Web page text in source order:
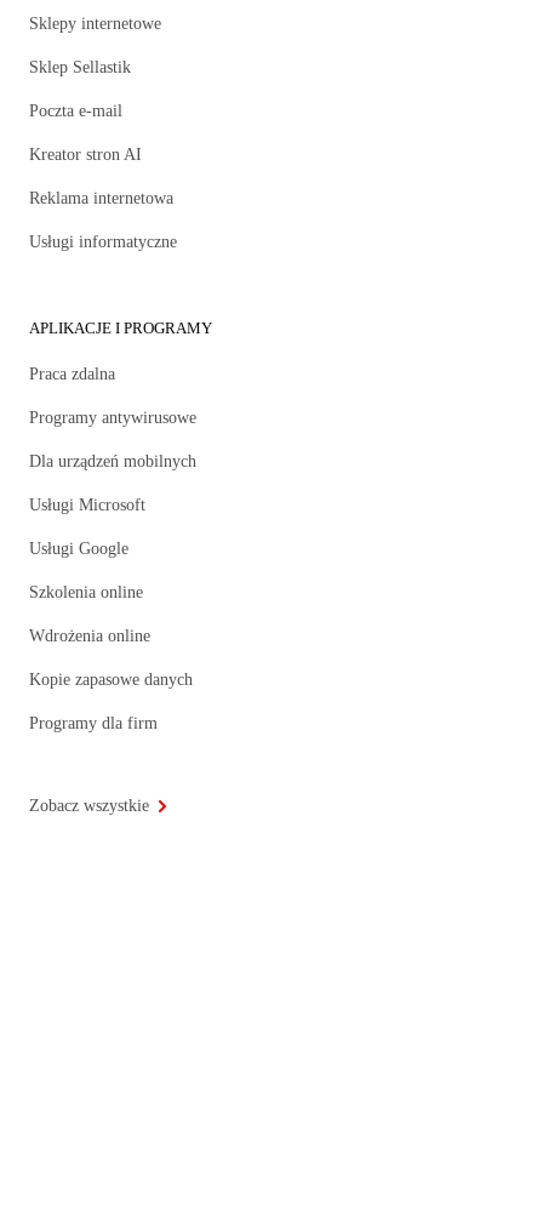
Sklepy internetowe
Sklep Sellastik
Poczta e-mail
Kreator stron AI
Reklama internetowa
Usługi informatyczne
APLIKACJE I PROGRAMY
Praca zdalna
Programy antywirusowe
Dla urządzeń mobilnych
Usługi Microsoft
Usługi Google
Szkolenia online
Wdrożenia online
Kopie zapasowe danych
Programy dla firm
Zobacz wszystkie